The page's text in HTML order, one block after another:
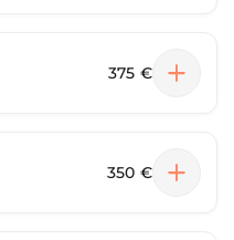
375 €
350 €